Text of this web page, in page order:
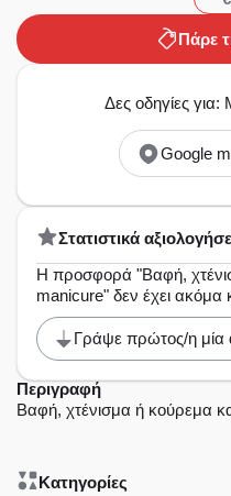
Στατιστικά
Η προσφορά "Βαφή,
manicure" δεν έχει ακόμα
Γράψε πρώτος/η μία
Περιγραφή
Βαφή, χτένισμα ή κούρεμα
Κατηγορίες
Πάρε
Δες οδηγίες για:
Google